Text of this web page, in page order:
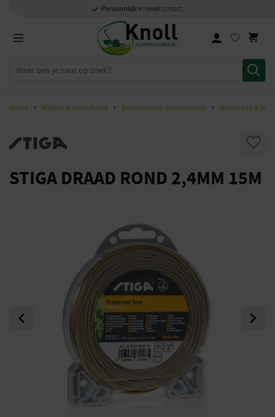
Specialistenmet kennis van zaken
1000m2showroom in Staphorst
Persoonlijk en snel contact
Home Maaien & Onderhoud Bosmaaiers & Grastrimmers Maaidraad &
STIGA DRAAD ROND 2,4MM 15M
Previous Next